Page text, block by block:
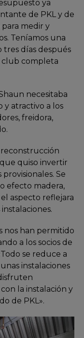
ya
de PKL y de
medir y
Teníamos una
tres días después
club completa
necesitaba
atractivo a los
freidora,
quiso invertir
Se
efecto madera,
aspecto reflejara
nos han permitido
a los socios de
se reduce a
instalaciones
la instalación y
de PKL».